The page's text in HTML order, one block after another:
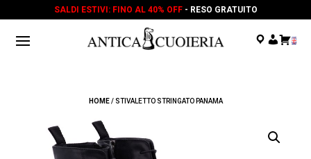
SALDI ESTIVI: FINO AL 40% OFF- RESO GRATUITO
. . .
HOME/ STIVALETTO STRINGATO PANAMA